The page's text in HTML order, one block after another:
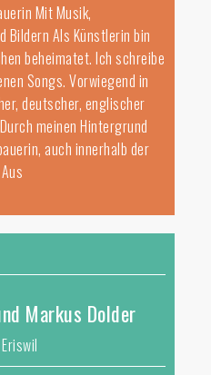
Mit Musik,
Bildern Als Künstlerin bin
beheimatet. Ich schreibe
Songs. Vorwiegend in
deutscher, englischer
meinen Hintergrund
auch innerhalb der
Markus Dolder